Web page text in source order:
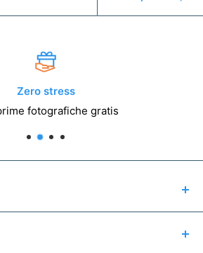
Zero stress
fotografiche gratis